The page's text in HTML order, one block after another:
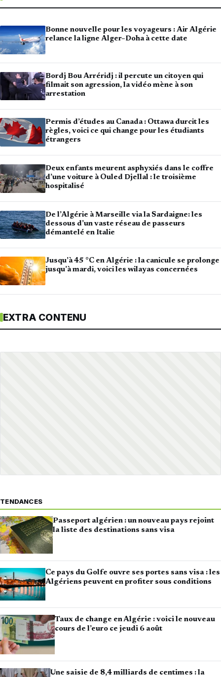
Bonne nouvelle pour les voyageurs : Air Algérie
relance la ligne Alger–Doha à cette date
Bordj Bou Arréridj : il percute un citoyen qui
filmait son agression, la vidéo mène à son
arrestation
Permis d’études au Canada : Ottawa durcit les
règles, voici ce qui change pour les étudiants
étrangers
Deux enfants meurent asphyxiés dans le coffre
d’une voiture à Ouled Djellal : le troisième
hospitalisé
De l’Algérie à Marseille via la Sardaigne: les
dessous d’un vaste réseau de passeurs
démantelé en Italie
Jusqu’à 45 °C en Algérie : la canicule se prolonge
jusqu’à mardi, voici les wilayas concernées
EXTRA CONTENU
TENDANCES
Passeport algérien : un nouveau pays rejoint
la liste des destinations sans visa
Ce pays du Golfe ouvre ses portes sans visa : les
Algériens peuvent en profiter sous conditions
Taux de change en Algérie : voici le nouveau
cours de l’euro ce jeudi 6 août
Une saisie de 8,4 milliards de centimes : la